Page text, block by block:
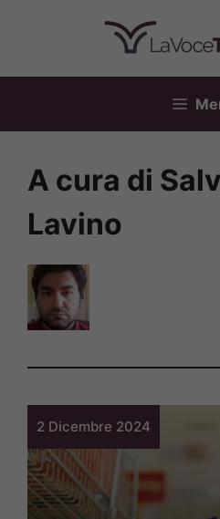
contenuto
A cura di
Lavino
2 Dicembre 2024